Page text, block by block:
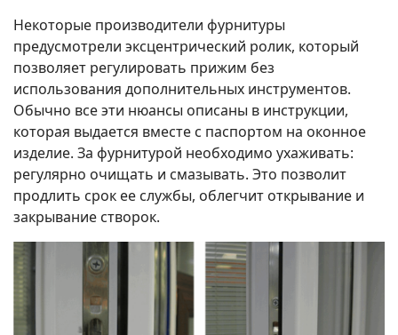
Некоторые производители фурнитуры
предусмотрели эксцентрический ролик, который
позволяет регулировать прижим без
использования дополнительных инструментов.
Обычно все эти нюансы описаны в инструкции,
которая выдается вместе с паспортом на оконное
изделие. За фурнитурой необходимо ухаживать:
регулярно очищать и смазывать. Это позволит
продлить срок ее службы, облегчит открывание и
закрывание створок.